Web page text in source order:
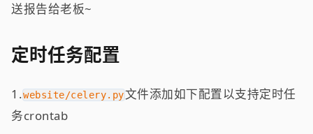
送报告给老板~
定时任务配置
1.website/celery.py文件添加如下配置以支持定时任
务crontab